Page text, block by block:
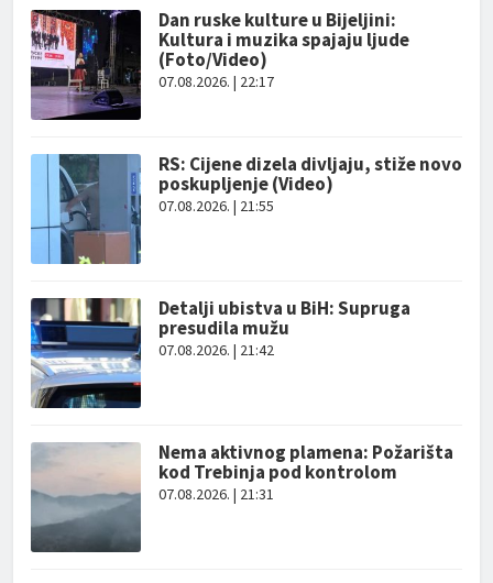
Dan ruske kulture u Bijeljini:
Kultura i muzika spajaju ljude
(Foto/Video)
07.08.2026. | 22:17
RS: Cijene dizela divljaju, stiže novo
poskupljenje (Video)
07.08.2026. | 21:55
Detalji ubistva u BiH: Supruga
presudila mužu
07.08.2026. | 21:42
Nema aktivnog plamena: Požarišta
kod Trebinja pod kontrolom
07.08.2026. | 21:31